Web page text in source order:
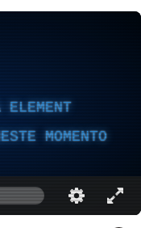
ELEMENT
MOMENTO